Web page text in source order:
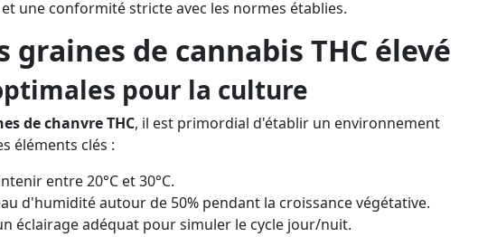
une conformité stricte avec les normes établies.
graines de cannabis THC élevé
pour la culture
de chanvre THC, il est primordial d'établir un environnement
éléments clés :
entre 20°C et 30°C.
d'humidité autour de 50% pendant la croissance végétative.
éclairage adéquat pour simuler le cycle jour/nuit.